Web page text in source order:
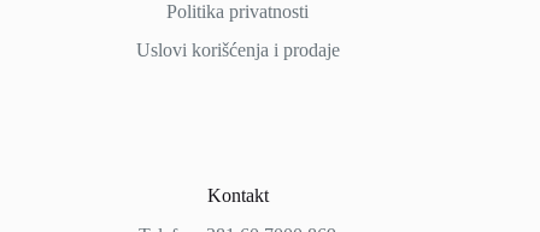
Politika privatnosti
Uslovi korišćenja i prodaje
Kontakt